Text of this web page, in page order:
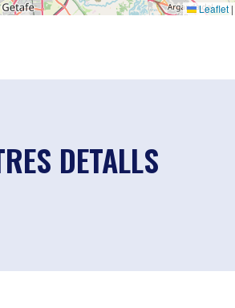
Leaflet |
DETALLS